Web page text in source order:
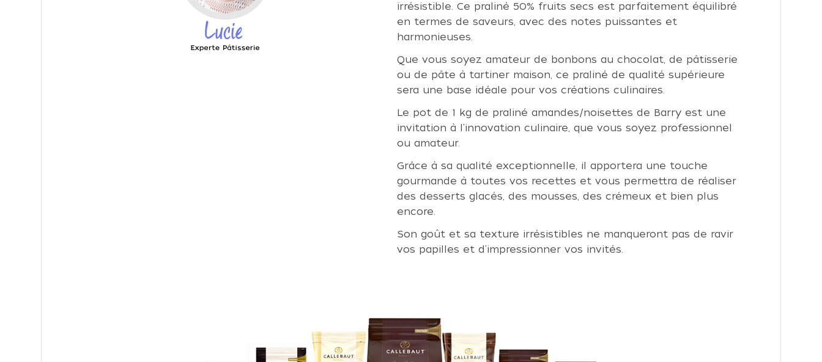
irrésistible. Ce praliné 50% fruits secs est parfaitement équilibré
en termes de saveurs, avec des notes puissantes et
harmonieuses.
Que vous soyez amateur de bonbons au chocolat, de pâtisserie
ou de pâte à tartiner maison, ce praliné de qualité supérieure
sera une base idéale pour vos créations culinaires.
Le pot de 1 kg de praliné amandes/noisettes de Barry est une
invitation à l'innovation culinaire, que vous soyez professionnel
ou amateur.
Grâce à sa qualité exceptionnelle, il apportera une touche
gourmande à toutes vos recettes et vous permettra de réaliser
des desserts glacés, des mousses, des crémeux et bien plus
encore.
Son goût et sa texture irrésistibles ne manqueront pas de ravir
vos papilles et d'impressionner vos invités.